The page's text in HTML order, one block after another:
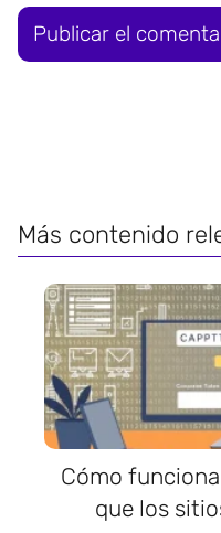
Más contenido
Cómo
que los